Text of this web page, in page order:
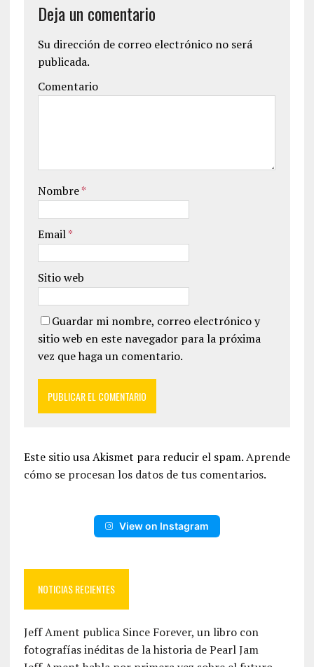
Deja un comentario
Su dirección de correo electrónico no será
publicada.
Comentario
Nombre*
Email*
Sitio web
Guardar mi nombre, correo electrónico y
sitio web en este navegador para la próxima
vez que haga un comentario.
Este sitio usa Akismet para reducir el spam.Aprende
cómo se procesan los datos de tus comentarios.
View on Instagram
NOTICIAS RECIENTES
Jeff Ament publica Since Forever, un libro con
fotografías inéditas de la historia de Pearl Jam